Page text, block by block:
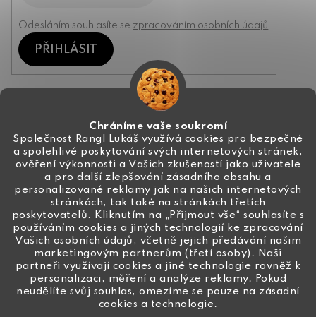
Chráníme vaše soukromí
Společnost Rangl Lukáš využívá cookies pro bezpečné
a spolehlivé poskytování svých internetových stránek,
ověření výkonnosti a Vašich zkušeností jako uživatele
a pro další zlepšování zásadního obsahu a
personalizované reklamy jak na našich internetových
stránkách, tak také na stránkách třetích
poskytovatelů. Kliknutím na „Přijmout vše“ souhlasíte s
používáním cookies a jiných technologií ke zpracování
Vašich osobních údajů, včetně jejich předávání našim
marketingovým partnerům (třetí osoby). Naši
partneři využívají cookies a jiné technologie rovněž k
personalizaci, měření a analýze reklamy. Pokud
neudělíte svůj souhlas, omezíme se pouze na zásadní
cookies a technologie.
Odesláním souhlasíte se zpracováním osobních údajů
PŘIHLÁSIT
info@ceske-koralky.cz
+420 774 444 191